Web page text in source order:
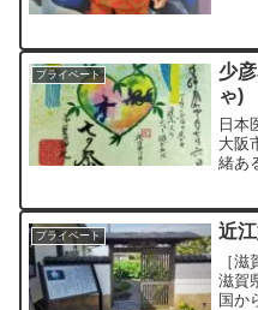
［海
ド］
プライベート
少
ゃ)
日本
大阪
緒あ
い)
の神
プライベート 近
［
滋賀
国か